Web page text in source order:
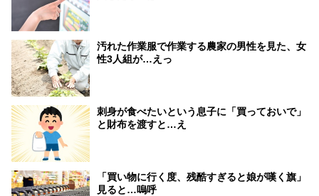
汚れた作業服で作業する農家の男性を見た、女
性3人組が…えっ
刺身が食べたいという息子に「買っておいで」
と財布を渡すと…え
「買い物に行く度、残酷すぎると娘が嘆く旗」
見ると…嗚呼